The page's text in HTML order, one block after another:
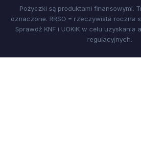
Pożyczki są produktami finansowymi.
oznaczone. RRSO = rzeczywista roczna
Sprawdź KNF i UOKiK w celu uzyskania
regulacyjnych.